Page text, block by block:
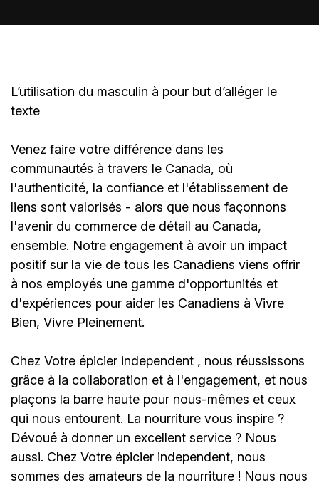
L’utilisation du masculin à pour but d’alléger le
texte
Venez faire votre différence dans les
communautés à travers le Canada, où
l'authenticité, la confiance et l'établissement de
liens sont valorisés - alors que nous façonnons
l'avenir du commerce de détail au Canada,
ensemble. Notre engagement à avoir un impact
positif sur la vie de tous les Canadiens viens offrir
à nos employés une gamme d'opportunités et
d'expériences pour aider les Canadiens à Vivre
Bien, Vivre Pleinement.
Chez Votre épicier independent , nous réussissons
grâce à la collaboration et à l'engagement, et nous
plaçons la barre haute pour nous-mêmes et ceux
qui nous entourent. La nourriture vous inspire ?
Dévoué à donner un excellent service ? Nous
aussi. Chez Votre épicier independent, nous
sommes des amateurs de la nourriture ! Nous nous